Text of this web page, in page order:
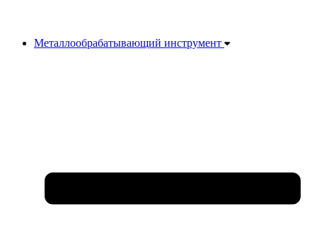
Металлообрабатывающий инструмент